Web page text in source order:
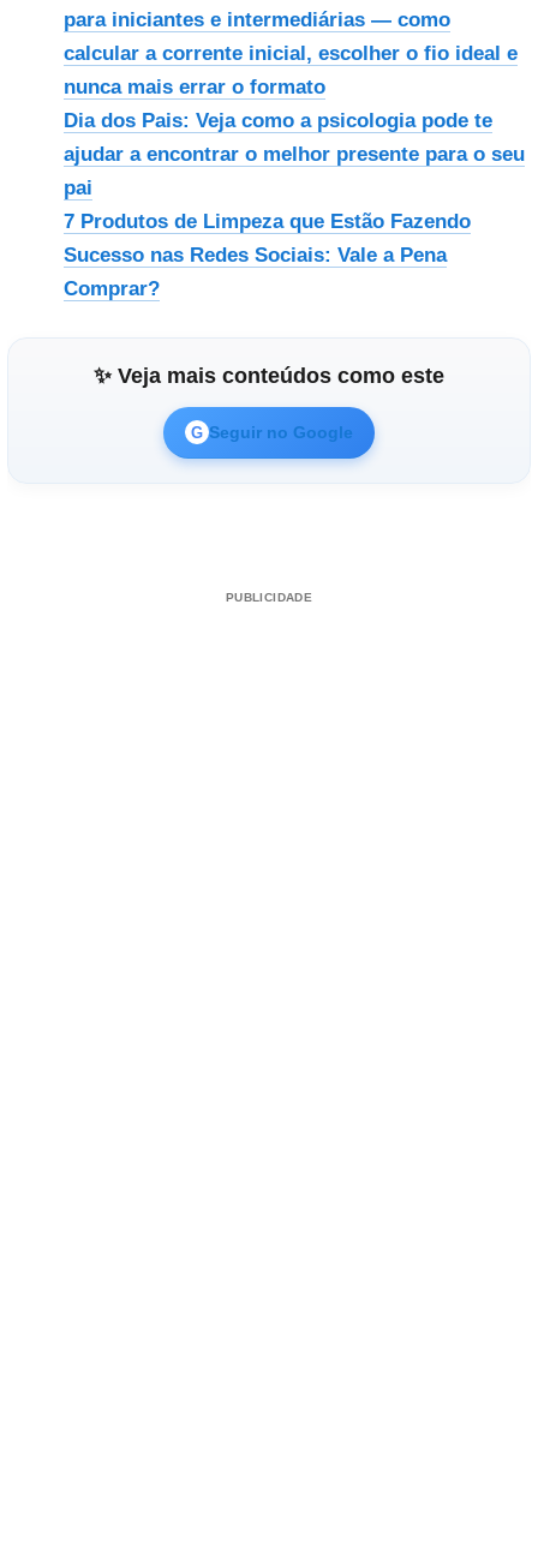
para iniciantes e intermediárias — como
calcular a corrente inicial, escolher o fio ideal e
nunca mais errar o formato
Dia dos Pais: Veja como a psicologia pode te
ajudar a encontrar o melhor presente para o seu
pai
7 Produtos de Limpeza que Estão Fazendo
Sucesso nas Redes Sociais: Vale a Pena
Comprar?
✨ Veja mais conteúdos como este
G Seguir no Google
PUBLICIDADE